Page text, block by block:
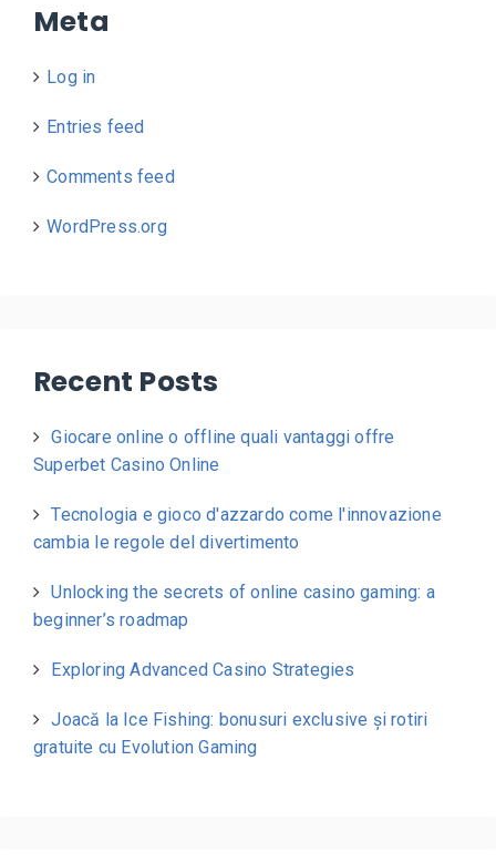
Meta
Log in
Entries feed
Comments feed
WordPress.org
Recent Posts
Giocare online o offline quali vantaggi offre
Superbet Casino Online
Tecnologia e gioco d'azzardo come l'innovazione
cambia le regole del divertimento
Unlocking the secrets of online casino gaming: a
beginner’s roadmap
Exploring Advanced Casino Strategies
Joacă la Ice Fishing: bonusuri exclusive și rotiri
gratuite cu Evolution Gaming